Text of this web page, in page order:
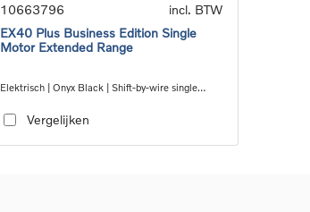
10663796
incl. BTW
EX40 Plus Business Edition Single
Motor Extended Range
Elektrisch | Onyx Black | Shift-by-wire single
Vergelijken